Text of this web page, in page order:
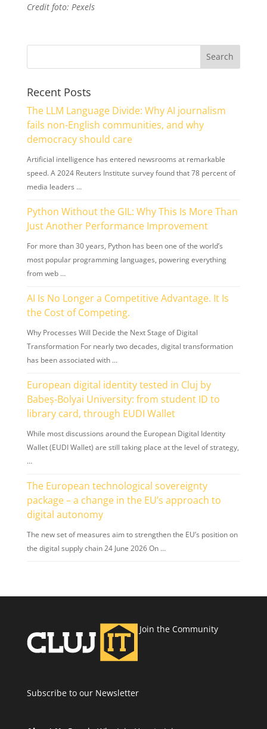
Credit foto: Pexels
Recent Posts
The LLM Language Divide: Why AI journalism
fails non-English communities, and why
democracy should care
Artificial intelligence has entered newsrooms at remarkable
speed. A 2024 Reuters Institute survey found that 78 percent of
media leaders …
Python Without the GIL: Why This Is More Than
Just Another Performance Improvement
For more than 30 years, Python has been one of the world’s
most popular programming languages, powering everything
from web …
AI Is No Longer a Competitive Advantage. It Is
the Cost of Competing.
Why Processes Will Decide the Next Stage of Digital
Transformation For nearly two decades, digital transformation
has been associated with …
European digital identity tested in Cluj by
Babeș-Bolyai University: from student ID to
library card, through EUDI Wallet
While most discussions around the European Digital Identity
Wallet (EUDI Wallet) are still taking place at the level of strategy,
…
The European technological sovereignty
package – a change in the EU’s approach to
digital autonomy
The new set of measures aim to strengthen the EU’s position on
the digital supply chain 24 June 2026 On …
Join the Community
Subscribe to our Newsletter